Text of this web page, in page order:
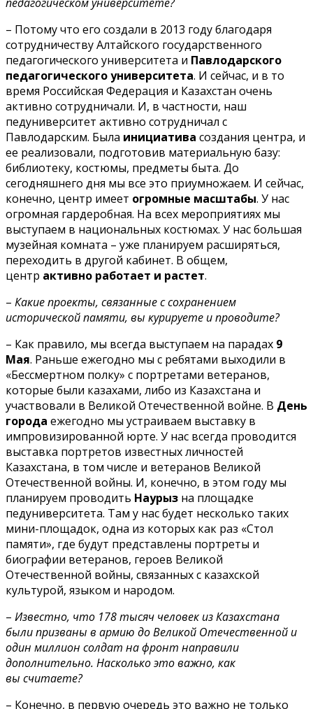
– Потому что его создали в 2013 году благодаря
сотрудничеству Алтайского государственного
педагогического университета и Павлодарского
педагогического университета. И сейчас, и в то
время Российская Федерация и Казахстан очень
активно сотрудничали. И, в частности, наш
педуниверситет активно сотрудничал с
Павлодарским. Была инициатива создания центра, и
ее реализовали, подготовив материальную базу:
библиотеку, костюмы, предметы быта. До
сегодняшнего дня мы все это приумножаем. И сейчас,
конечно, центр имеет огромные масштабы. У нас
огромная гардеробная. На всех мероприятиях мы
выступаем в национальных костюмах. У нас большая
музейная комната – уже планируем расширяться,
переходить в другой кабинет. В общем,
центр активно работает и растет.
– Какие проекты, связанные с сохранением
исторической памяти, вы курируете и проводите?
– Как правило, мы всегда выступаем на парадах 9
Мая. Раньше ежегодно мы с ребятами выходили в
«Бессмертном полку» с портретами ветеранов,
которые были казахами, либо из Казахстана и
участвовали в Великой Отечественной войне. В День
города ежегодно мы устраиваем выставку в
импровизированной юрте. У нас всегда проводится
выставка портретов известных личностей
Казахстана, в том числе и ветеранов Великой
Отечественной войны. И, конечно, в этом году мы
планируем проводить Наурыз на площадке
педуниверситета. Там у нас будет несколько таких
мини-площадок, одна из которых как раз «Стол
памяти», где будут представлены портреты и
биографии ветеранов, героев Великой
Отечественной войны, связанных с казахской
культурой, языком и народом.
– Известно, что 178 тысяч человек из Казахстана
были призваны в армию до Великой Отечественной и
один миллион солдат на фронт направили
дополнительно. Насколько это важно, как
вы считаете?
– Конечно, в первую очередь это важно не только